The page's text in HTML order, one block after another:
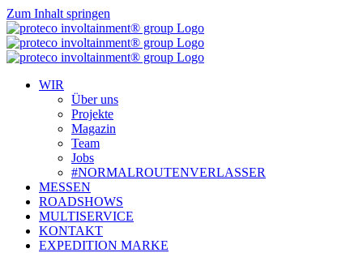
Zum Inhalt springen
WIR
Über uns
Projekte
Magazin
Team
Jobs
#NORMALROUTENVERLASSER
MESSEN
ROADSHOWS
MULTISERVICE
KONTAKT
EXPEDITION MARKE